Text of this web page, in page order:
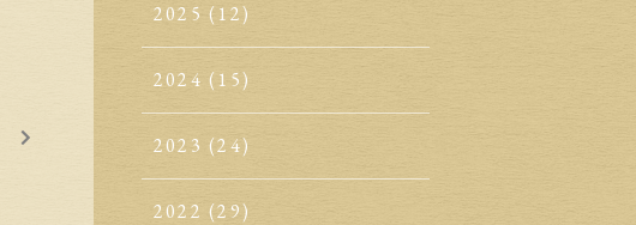
2025 (12)
2024 (15)
2023 (24)
2022 (29)